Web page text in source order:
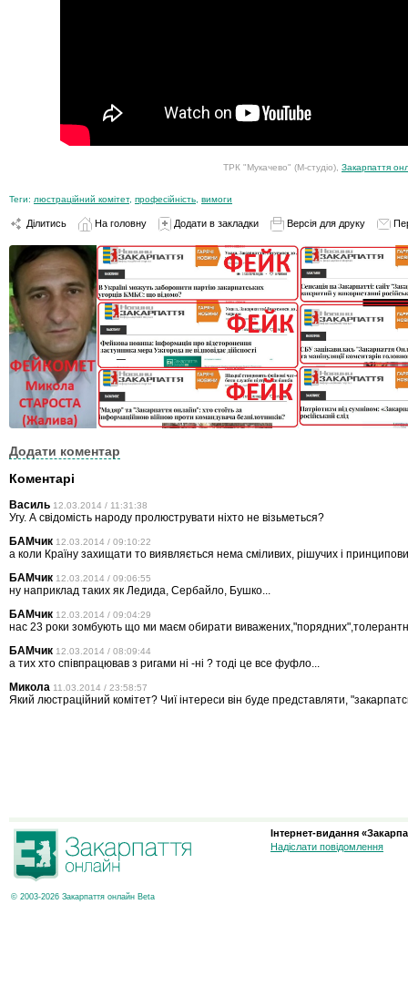
ТРК "Мукачево" (М-студіо), Закарпаття
Теги: люстраційний комітет, професійність вимоги
Ділитись На головну Додати в закладки Версія для друку
Додати коментар
Коментарі
Василь 12.03.2014 / 11:31:38
Угу. А свідомість народу пролюструвати ніхто не візьметься?
БАМчик 12.03.2014 / 09:10:22
а коли Країну захищати то виявляється нема сміливих, рішучих і
БАМчик 12.03.2014 / 09:06:55
ну наприклад таких як Ледида, Сербайло, Бушко...
БАМчик 12.03.2014 / 09:04:29
нас 23 роки зомбують що ми маєм обирати
БАМчик 12.03.2014 / 08:09:44
а тих хто співпрацював з ригами ні -ні ? тоді це все фуфло...
Микола 11.03.2014 / 23:58:57
Який люстраційний комітет? Чиї інтереси він буде представляти,
© 2003-2026 Закарпаття онлайн Beta
Інтернет-видання
Надіслати повідомлення